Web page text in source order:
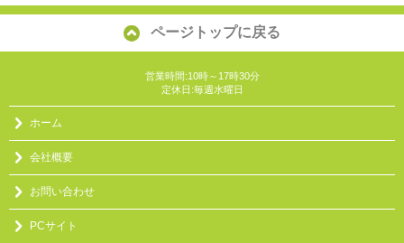
ページトップに戻る
営業時間:10時～17時30分
定休日:毎週水曜日
ホーム
会社概要
お問い合わせ
PCサイト